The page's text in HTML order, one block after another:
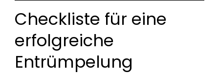
Checkliste für eine
erfolgreiche
Entrümpelung